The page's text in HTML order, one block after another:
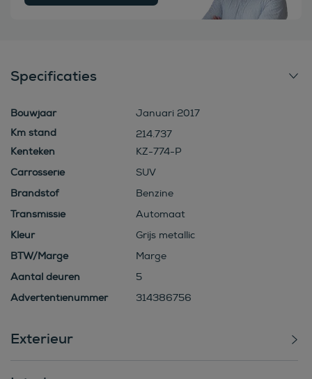
Specificaties
Bouwjaar
Januari 2017
214.737
Kenteken
KZ-774-P
Carrosserie
SUV
Brandstof
Benzine
Transmissie
Automaat
Kleur
Grijs metallic
BTW/Marge
Marge
Aantal deuren
5
Advertentienummer
314386756
Exterieur